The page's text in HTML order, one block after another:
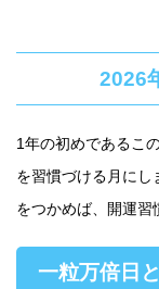
2026
1年の初めであるこ
を習慣づける月にし
をつかめば、開運習
一粒万倍日